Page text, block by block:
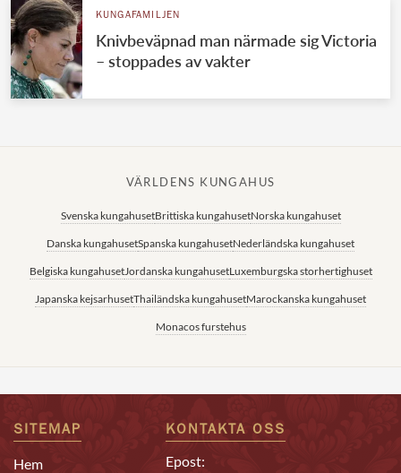
KUNGAFAMILJEN
Knivbeväpnad man närmade sig Victoria
– stoppades av vakter
VÄRLDENS KUNGAHUS
Svenska kungahusetBrittiska kungahusetNorska kungahuset
Danska kungahusetSpanska kungahusetNederländska kungahuset
Belgiska kungahusetJordanska kungahusetLuxemburgska storhertighuset
Japanska kejsarhusetThailändska kungahusetMarockanska kungahuset
Monacos furstehus
SITEMAP
Hem
KONTAKTA OSS
Epost: